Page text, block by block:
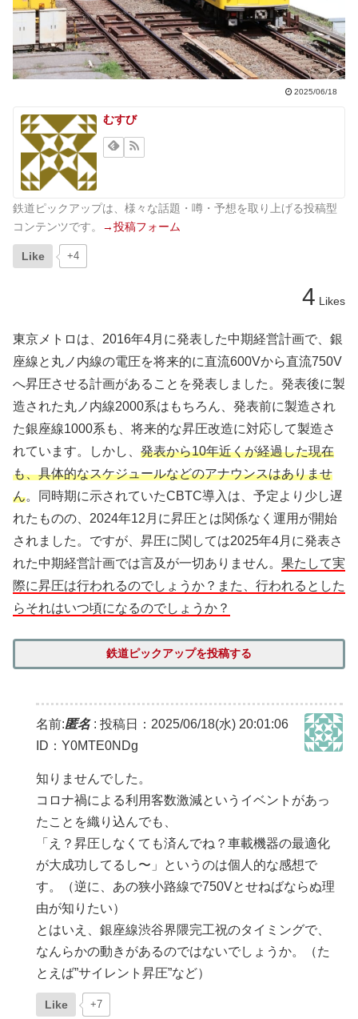
2025/06/18
むすび
鉄道ピックアップは、様々な話題・噂・予想を取り上げる投稿型
コンテンツです。
→投稿フォーム
Like +4
4 Likes
東京メトロは、2016年4月に発表した中期経営計画で、銀
座線と丸ノ内線の電圧を将来的に直流600Vから直流750V
へ昇圧させる計画があることを発表しました。発表後に製
造された丸ノ内線2000系はもちろん、発表前に製造され
た銀座線1000系も、将来的な昇圧改造に対応して製造さ
れています。しかし、 発表から10年近くが経過した現在
も、具体的なスケジュールなどのアナウンスはありませ
ん。同時期に示されていたCBTC導入は、予定より少し遅
れたものの、2024年12月に昇圧とは関係なく運用が開始
されました。ですが、昇圧に関しては2025年4月に発表さ
れた中期経営計画では言及が一切ありません。 果たして実
際に昇圧は行われるのでしょうか？また、行われるとした
らそれはいつ頃になるのでしょうか？
鉄道ピックアップを投稿する
名前:匿名: 投稿日：2025/06/18(水) 20:01:06
ID：Y0MTE0NDg
知りませんでした。
コロナ禍による利用客数激減というイベントがあっ
たことを織り込んでも、
「え？昇圧しなくても済んでね？車載機器の最適化
が大成功してるし〜」というのは個人的な感想で
す。（逆に、あの狭小路線で750Vとせねばならぬ理
由が知りたい）
とはいえ、銀座線渋谷界隈完工祝のタイミングで、
なんらかの動きがあるのではないでしょうか。（た
とえば”サイレント昇圧”など）
Like +7